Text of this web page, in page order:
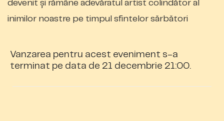
devenit și rămâne adevăratul artist colindător al
inimilor noastre pe timpul sfintelor sărbători
Vanzarea pentru acest eveniment s-a
terminat pe data de 21 decembrie 21:00.